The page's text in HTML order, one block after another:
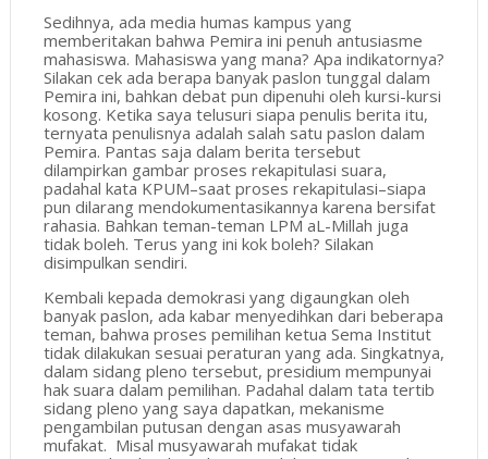
Sedihnya, ada media humas kampus yang
memberitakan bahwa Pemira ini penuh antusiasme
mahasiswa. Mahasiswa yang mana? Apa indikatornya?
Silakan cek ada berapa banyak paslon tunggal dalam
Pemira ini, bahkan debat pun dipenuhi oleh kursi-kursi
kosong. Ketika saya telusuri siapa penulis berita itu,
ternyata penulisnya adalah salah satu paslon dalam
Pemira. Pantas saja dalam berita tersebut
dilampirkan gambar proses rekapitulasi suara,
padahal kata KPUM–saat proses rekapitulasi–siapa
pun dilarang mendokumentasikannya karena bersifat
rahasia. Bahkan teman-teman LPM aL-Millah juga
tidak boleh. Terus yang ini kok boleh? Silakan
disimpulkan sendiri.
Kembali kepada demokrasi yang digaungkan oleh
banyak paslon, ada kabar menyedihkan dari beberapa
teman, bahwa proses pemilihan ketua Sema Institut
tidak dilakukan sesuai peraturan yang ada. Singkatnya,
dalam sidang pleno tersebut, presidium mempunyai
hak suara dalam pemilihan. Padahal dalam tata tertib
sidang pleno yang saya dapatkan, mekanisme
pengambilan putusan dengan asas musyawarah
mufakat. Misal musyawarah mufakat tidak